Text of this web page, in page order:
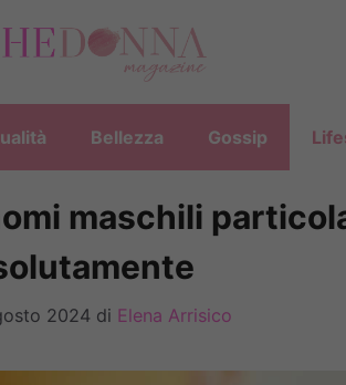
Bellezza Gossip
maschili
2024 di Elena Arrisico